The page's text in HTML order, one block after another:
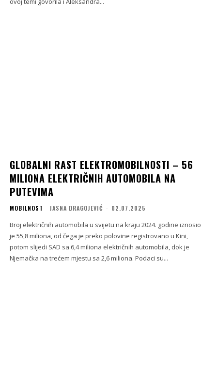
GLOBALNI RAST ELEKTROMOBILNOSTI – 56
MILIONA ELEKTRIČNIH AUTOMOBILA NA
PUTEVIMA
MOBILNOST JASNA DRAGOJEVIĆ - 02.07.2025
Broj električnih automobila u svijetu na kraju 2024. godine iznosio
je 55,8 miliona, od čega je preko polovine registrovano u Kini,
potom slijedi SAD sa 6,4 miliona električnih automobila, dok je
Njemačka na trećem mjestu sa 2,6 miliona. Podaci su...